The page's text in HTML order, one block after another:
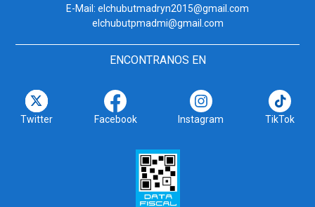
E-Mail: elchubutmadryn2015@gmail.com
elchubutpmadmi@gmail.com
ENCONTRANOS EN
Twitter Facebook Instagram TikTok